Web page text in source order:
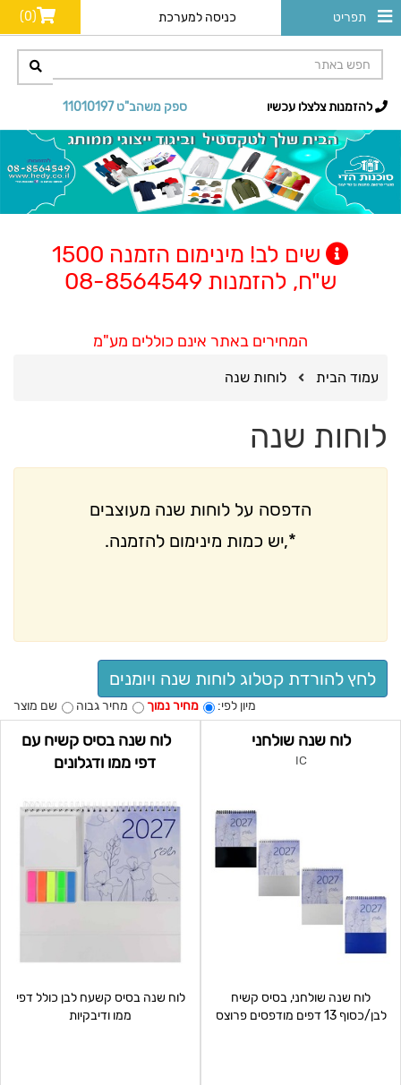
תפריט כניסה למערכת (0)
ספק משהב"ט 11010197 להזמנות צלצלו עכשיו
שים לב! מינימום הזמנה 1500
ש"ח, להזמנות 08-8564549
המחירים באתר אינם כוללים מע"מ
עמוד הבית לוחות שנה
לוחות שנה
הדפסה על לוחות שנה מעוצבים
*,יש כמות מינימום להזמנה.
לחץ להורדת קטלוג לוחות שנה ויומנים
מיון לפי: מחיר נמוך מחיר גבוה שם מוצר
לוח שנה שולחני
IC
לוח שנה שולחני, בסיס קשיח
לבן/כסוף 13 דפים מודפסים פרוצס
לוח שנה בסיס קשיח עם
דפי ממו ודגלונים
לוח שנה בסיס קשעח לבן כולל דפי
ממו ודיבקיות